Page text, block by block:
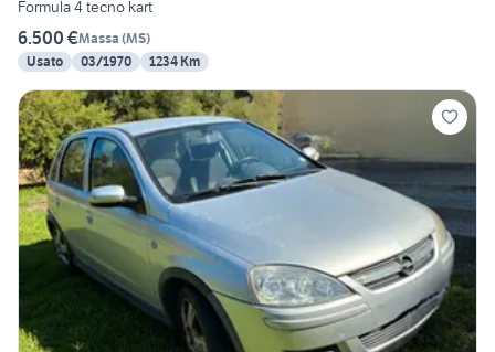
Formula 4 tecno kart
6.500 €Massa (MS)
Usato
03/1970 1234 Km